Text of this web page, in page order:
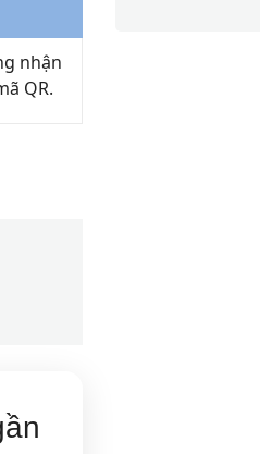
nhận
QR.